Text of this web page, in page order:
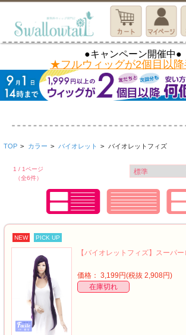
●キャンペーン開催中●
★フルウィッグが2個目以
TOP > カラー > バイオレット > バイオレットフィズ
1 / 1ページ
（全6件）
NEW PICK UP
【バイオレットフィズ】スーパ
価格： 3,199円(税抜 2,908円)
在庫切れ